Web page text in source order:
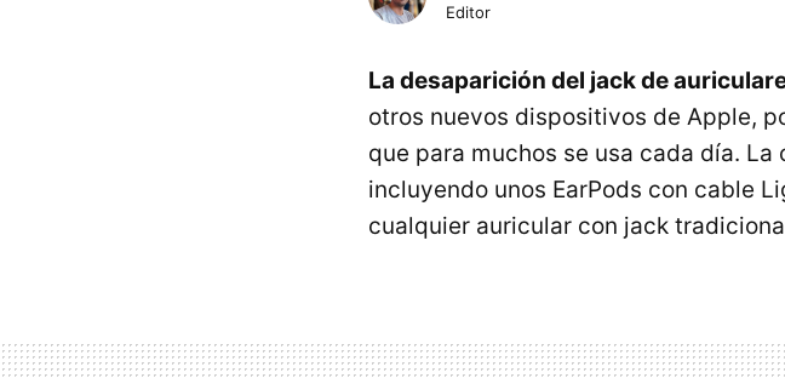
Editor
La desaparición del jack de
otros nuevos dispositivos de Apple,
que para muchos se usa cada día.
incluyendo unos EarPods con cable
cualquier auricular con jack